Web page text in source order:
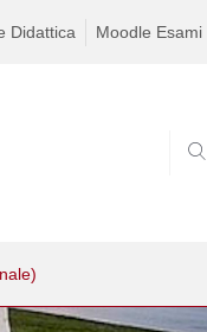
Didattica Moodle Esami